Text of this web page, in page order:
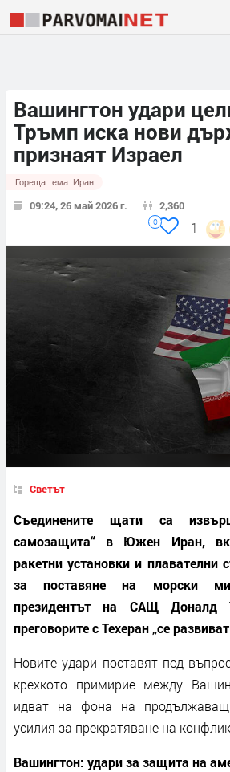
Вашингтон удари
Тръмп иска нови
признаят Израел
Гореща тема: Иран
09:24, 26 май 2026 г. 2,360
1
0
Светът
Съединените щати са
самозащита“ в Южен Иран,
ракетни установки и плавателни
за поставяне на морски
президентът на САЩ Доналд
преговорите с Техеран „се
Новите удари поставят под
крехкото примирие между
идват на фона на
усилия за прекратяване на
Вашингтон: удари за защита на